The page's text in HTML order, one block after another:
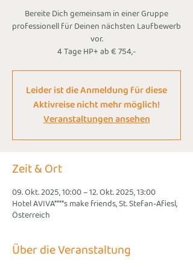
Bereite Dich gemeinsam in einer Gruppe
professionell für Deinen nächsten Laufbewerb
vor.
4 Tage HP+ ab € 754,-
Leider ist die Anmeldung für diese
Aktivreise nicht mehr möglich!
Veranstaltungen ansehen
Zeit & Ort
09. Okt. 2025, 10:00 – 12. Okt. 2025, 13:00
Hotel AVIVA****s make friends, St. Stefan-Afiesl,
Österreich
Über die Veranstaltung